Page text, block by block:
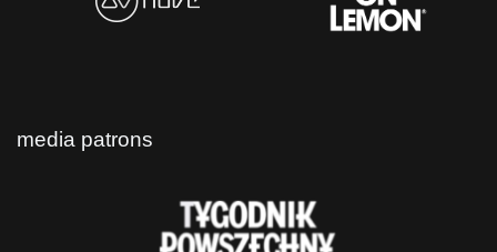
media patrons